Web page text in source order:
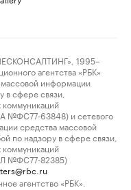
1995–
агентства «РБК»
информации
в сфере связи,
№ФС77-63848) и сетевого
средства массовой
по надзору в сфере связи,
№ФС77-82385)
агентство «РБК».